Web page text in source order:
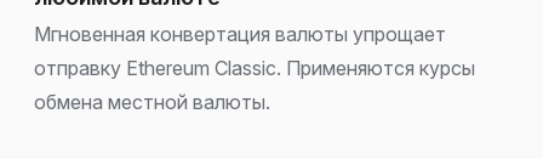
Мгновенная конвертация валюты упрощает
отправку Ethereum Classic. Применяются курсы
обмена местной валюты.